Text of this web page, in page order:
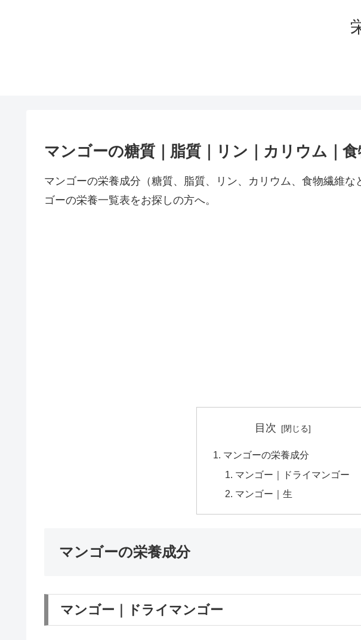
マンゴーの糖質｜脂質｜リン｜カリウム｜
マンゴーの栄養成分（糖質、脂質、リン、カリウム、食物繊維
ゴーの栄養一覧表をお探しの方へ。
目次
マンゴーの栄養成分
マンゴー｜ドライマンゴー
マンゴー｜生
マンゴーの栄養成分
マンゴー｜ドライマンゴー